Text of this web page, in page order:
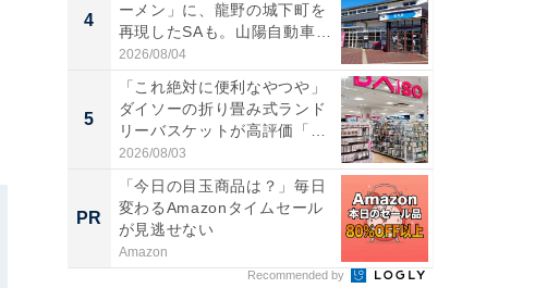
4
ーメン」に、龍野の城下町を
再現したSAも。山陽自動車
道...
2026/08/04
5
「これ絶対に便利なやつや」
ダイソーの折り畳み式ランド
リーバスケットが高評価「使
わ...
2026/08/03
PR
「今日の目玉商品は？」毎日
変わるAmazonタイムセール
が見逃せない
Amazon
Recommended by